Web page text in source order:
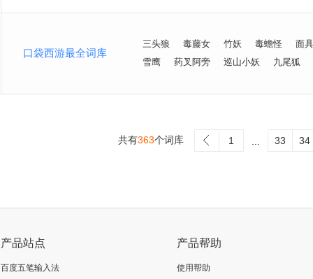
口袋西游最全词库
三头狼 毒藤女 竹妖 毒蟾怪
面
雪鹰
药叉阿旁 巡山小妖 九尾狐
共有363个词库 1 33 34
产品站点
百度五笔输入法
产品帮助
使用帮助